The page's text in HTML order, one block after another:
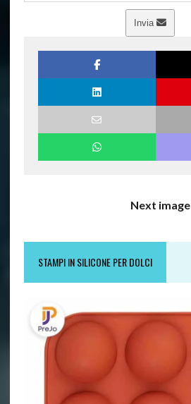
Invia
Next image
STAMPI IN SILICONE PER DOLCI